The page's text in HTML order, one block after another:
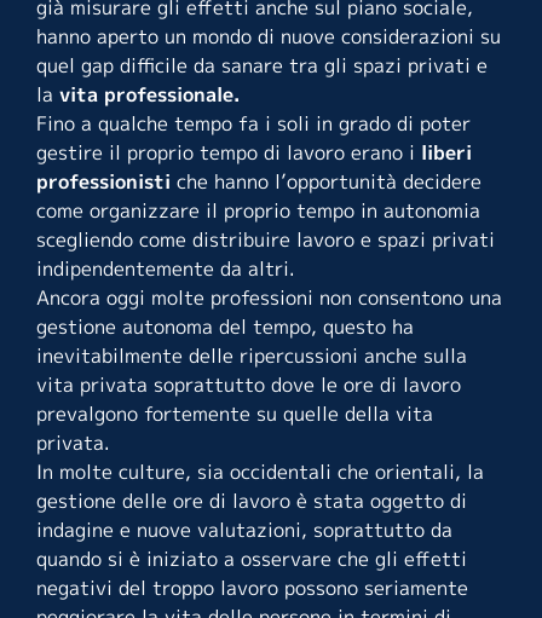
già misurare gli effetti anche sul piano sociale,
hanno aperto un mondo di nuove considerazioni su
quel gap difficile da sanare tra gli spazi privati e
la vita professionale.
Fino a qualche tempo fa i soli in grado di poter
gestire il proprio tempo di lavoro erano i liberi
professionisti che hanno l’opportunità decidere
come organizzare il proprio tempo in autonomia
scegliendo come distribuire lavoro e spazi privati
indipendentemente da altri.
Ancora oggi molte professioni non consentono una
gestione autonoma del tempo, questo ha
inevitabilmente delle ripercussioni anche sulla
vita privata soprattutto dove le ore di lavoro
prevalgono fortemente su quelle della vita
privata.
In molte culture, sia occidentali che orientali, la
gestione delle ore di lavoro è stata oggetto di
indagine e nuove valutazioni, soprattutto da
quando si è iniziato a osservare che gli effetti
negativi del troppo lavoro possono seriamente